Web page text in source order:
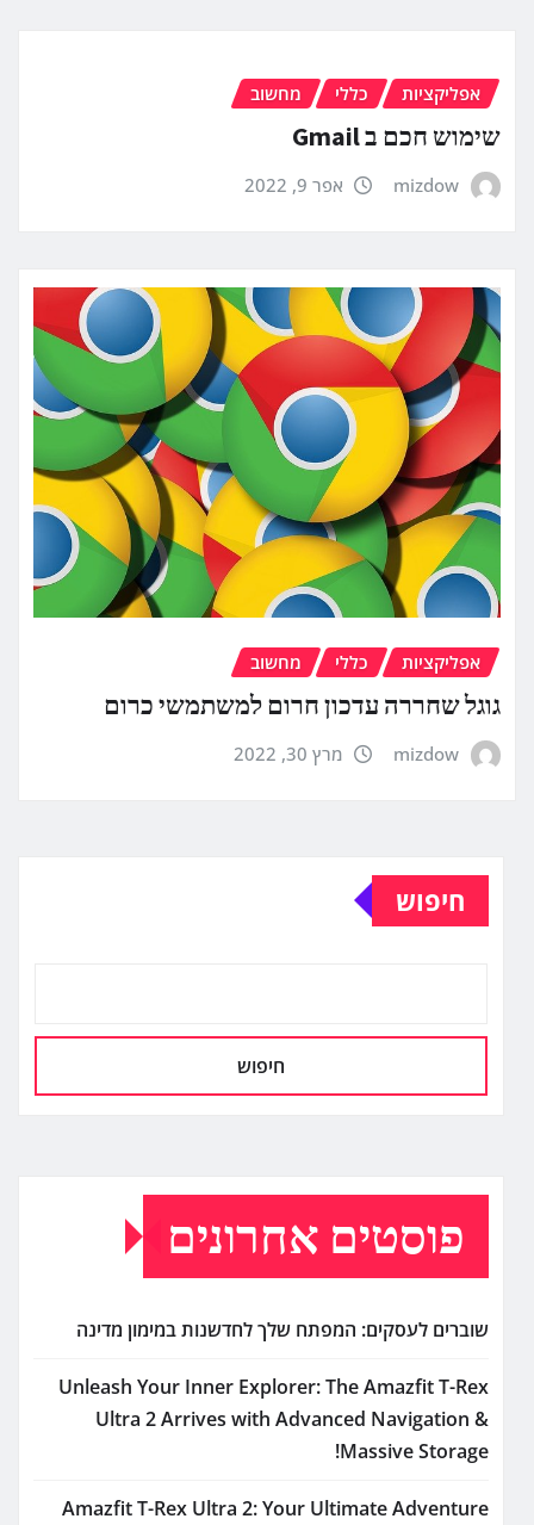
אפליקציות כללי מחשוב
שימוש חכם ב Gmail
mizdow אפר 9, 2022
אפליקציות כללי מחשוב
גוגל שחררה עדכון חרום למשתמשי כרום
mizdow מרץ 30, 2022
חיפוש
חיפוש
פוסטים אחרונים
שוברים לעסקים: המפתח שלך לחדשנות במימון מדינה
Unleash Your Inner Explorer: The Amazfit T-Rex
Ultra 2 Arrives with Advanced Navigation &
Massive Storage!
Amazfit T-Rex Ultra 2: Your Ultimate Adventure